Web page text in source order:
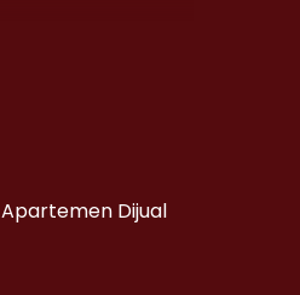
Apartemen Dijual